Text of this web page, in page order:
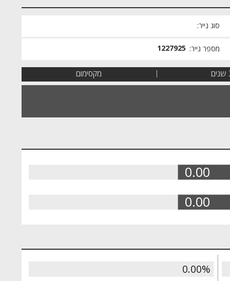
סוג נייר:
מספר נייר: 1227925
מקסימום
0.00
0.00
0.00%